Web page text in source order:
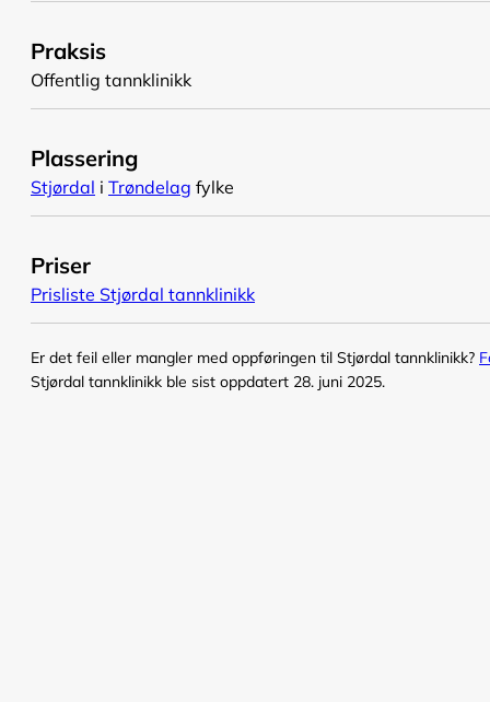
Praksis
Offentlig tannklinikk
Plassering
Stjørdal i Trøndelag fylke
Priser
Prisliste Stjørdal tannklinikk
Er det feil eller mangler med oppføringen til Stjørdal tannklinikk?
Stjørdal tannklinikk ble sist oppdatert 28. juni 2025.